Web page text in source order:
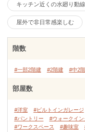
キッチン近くの水廻り動線
屋外で非日常感楽しむ
階数
#一部2階建 #2階建 #中2
部屋数
#洋室 #ビルトインガレージ
#パントリー
#ウォークイ
#ワークスペース
#趣味室